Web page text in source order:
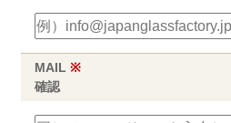
MAIL※
確認